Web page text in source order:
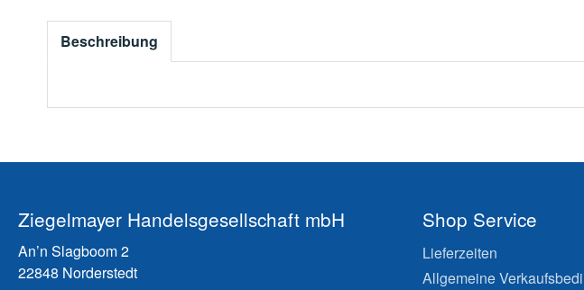
Beschreibung
Ziegelmayer Handelsgesellschaft mbH
An’n Slagboom 2
22848 Norderstedt
Shop Service
Lieferzeiten
Allgemeine